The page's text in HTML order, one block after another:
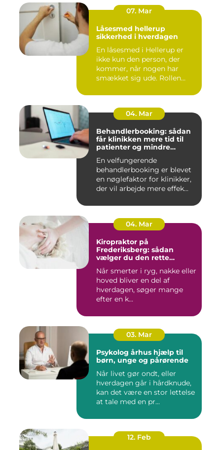
07. Mar
Låsesmed hellerup
sikkerhed i hverdagen
En låsesmed i Hellerup er
ikke kun den person, der
kommer, når nogen har
smækket sig ude. Rollen
04. Mar
Behandlerbooking: sådan
får klinikken mere tid til
patienter og mindre
En velfungerende
behandlerbooking er blevet
en nøglefaktor for klinikker,
der vil arbejde mere effek...
04. Mar
Kiropraktor på
Frederiksberg: sådan
vælger du den rette
Når smerter i ryg, nakke eller
hoved bliver en del af
hverdagen, søger mange
efter en k...
03. Mar
Psykolog århus hjælp til
børn, unge og pårørende
Når livet gør ondt, eller
hverdagen går i hårdknude,
kan det være en stor lettelse
at tale med en pr...
12. Feb